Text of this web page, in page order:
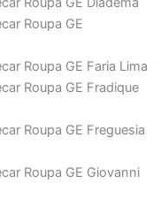
Roupa GE
Roupa GE Faria Lima
Roupa GE Fradique
Roupa GE Freguesia
Roupa GE Giovanni